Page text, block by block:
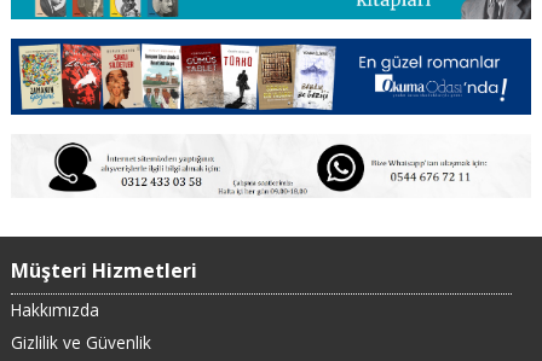
Müşteri Hizmetleri
Hakkımızda
Gizlilik ve Güvenlik